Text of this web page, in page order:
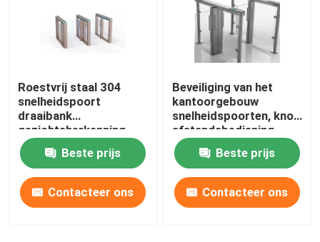
Roestvrij staal 304
snelheidspoort
draaibank
gezichtsherkenning
Toegangscontrole
Beste prijs
Contacteer ons
Beveiliging van het
kantoorgebouw
snelheidspoorten, knop
afstandsbediening
elektronische
draaistellenpoorten
Beste prijs
Contacteer ons